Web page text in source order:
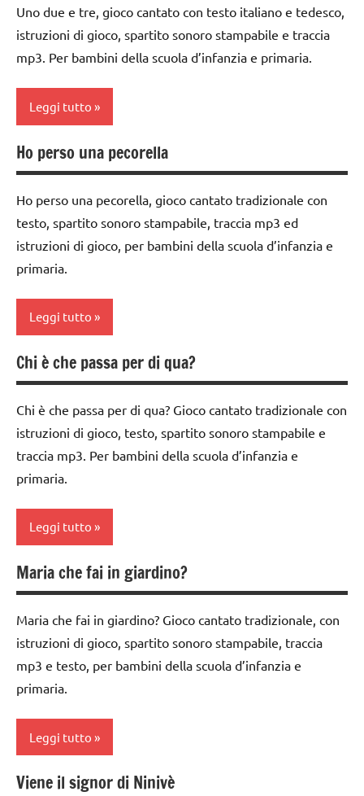
ARTICOLI
danze
popolari
DI
GRUPPO
ARGOMENTI
TUTTI GLI
ARTICOLI
classe
2a
classe
3a
6
anni
danze
popolari
GRUPPO
TUTTI GLI
PER ETA'
ARTICOLI
Uno due e tre, gioco cantato con testo italiano e tedesco,
istruzioni di gioco, spartito sonoro stampabile e traccia
mp3. Per bambini della scuola d’infanzia e primaria.
Leggi tutto
classe
1a
classe
2a
3a
3 ai
anni
DI
GRUPPO
girotondi
e giochi
cantati
TUTTI GLI
PER ETA'
ARTICOLI
Ho perso una pecorella
Ho perso una pecorella, gioco cantato tradizionale con
testo, spartito sonoro stampabile, traccia mp3 ed
istruzioni di gioco, per bambini della scuola d’infanzia e
primaria.
Leggi tutto
classe
1a
classe
2a
3a
3 ai
anni
DI
GRUPPO
girotondi
e giochi
cantati
TUTTI GLI
PER ETA'
Chi è che passa per di qua?
Chi è che passa per di qua? Gioco cantato tradizionale con
istruzioni di gioco, testo, spartito sonoro stampabile e
traccia mp3. Per bambini della scuola d’infanzia e
primaria.
Leggi tutto
classe
1a
classe
2a
classe
3a
3 ai
anni
Maria che fai in giardino?
Maria che fai in giardino? Gioco cantato tradizionale, con
istruzioni di gioco, spartito sonoro stampabile, traccia
mp3 e testo, per bambini della scuola d’infanzia e
primaria.
Leggi tutto
classe
Viene il signor di Ninivè